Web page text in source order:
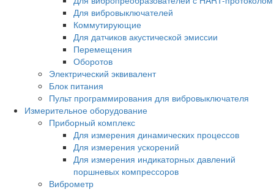
Для вибровыключателей
Коммутирующие
Для датчиков акустической эмиссии
Перемещения
Оборотов
Электрический эквивалент
Блок питания
Пульт программирования для вибровыключателя
Измерительное оборудование
Приборный комплекс
Для измерения динамических процессов
Для измерения ускорений
Для измерения индикаторных давлений
поршневых компрессоров
Виброметр